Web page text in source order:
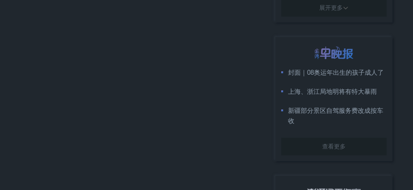
展开更多
封面｜08奥运年出生的孩子成人了
上海、浙江局地明将有特大暴雨
新疆部分景区自驾服务费改成按车
收
查看更多